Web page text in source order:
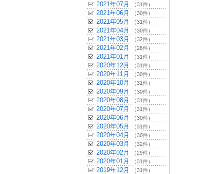
2021年07月 （31件）
2021年06月 （30件）
2021年05月 （31件）
2021年04月 （30件）
2021年03月 （32件）
2021年02月 （28件）
2021年01月 （31件）
2020年12月 （31件）
2020年11月 （30件）
2020年10月 （31件）
2020年09月 （30件）
2020年08月 （31件）
2020年07月 （31件）
2020年06月 （30件）
2020年05月 （31件）
2020年04月 （30件）
2020年03月 （32件）
2020年02月 （29件）
2020年01月 （31件）
2019年12月 （31件）